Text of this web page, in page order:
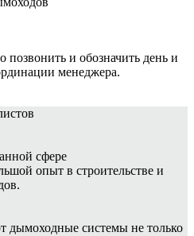
позвонить и обозначить день и
менеджера.
сфере
опыт в строительстве и
дымоходные системы не только